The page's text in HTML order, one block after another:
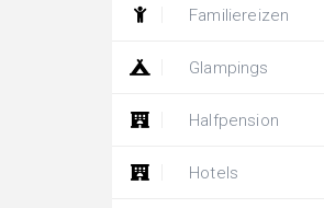
Familiereizen
Glampings
Halfpension
Hotels